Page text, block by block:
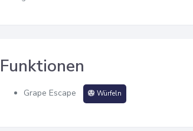
Funktionen
Grape Escape Würfeln